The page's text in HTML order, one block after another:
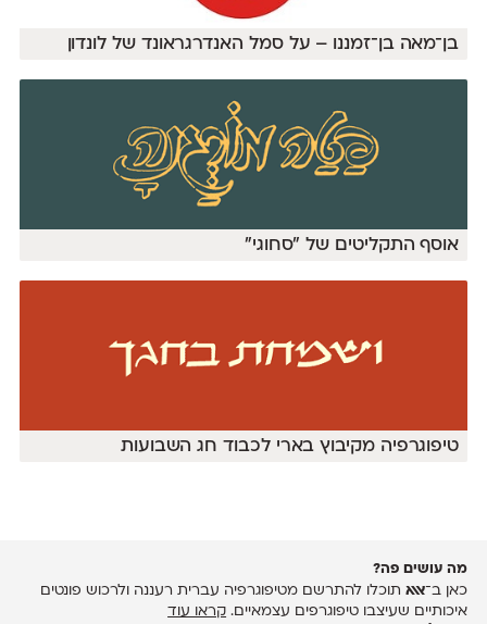
בן־מאה בן־זמננו – על סמל האנדרגראונד של לונדון
אוסף התקליטים של ״סחוגי‎״
טיפוגרפיה מקיבוץ בארי לכבוד חג השבועות
מה עושים פה?
כאן ב־אאאתוכלו להתרשם מטיפוגרפיה עברית רעננה ולרכוש פונטים
איכותיים שעיצבו טיפוגרפים עצמאיים. קראו עוד